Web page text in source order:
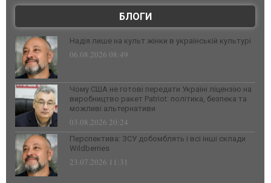
БЛОГИ
Надія лише на культ жінки в українській культурі
06.08.2026 08:49
Чому США не готові передати Україні ліцензію на
виробництво ракет Patriot: політика, безпека та
можливі альтернативи
03.08.2026 20:24
Перспектива: ЗСУ добомблять і всі інші склади
Wildberries
23.07.2026 11:31